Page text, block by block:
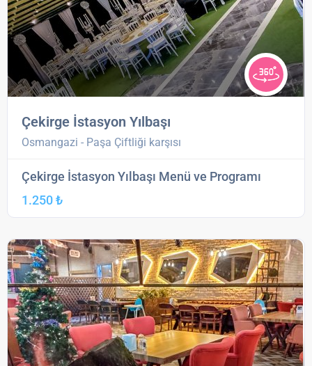
Çekirge İstasyon Yılbaşı
Osmangazi - Paşa Çiftliği karşısı
Çekirge İstasyon Yılbaşı Menü ve Programı
1.250 ₺